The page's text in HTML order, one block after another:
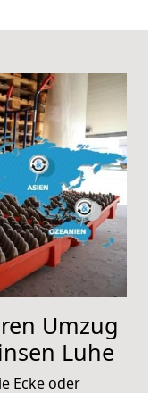
Umzug
Luhe
Ecke oder